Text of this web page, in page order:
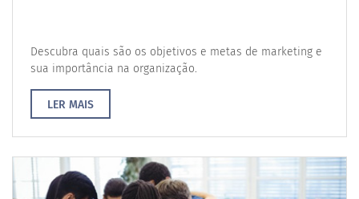
Descubra quais são os objetivos e metas de marketing e
sua importância na organização.
LER MAIS